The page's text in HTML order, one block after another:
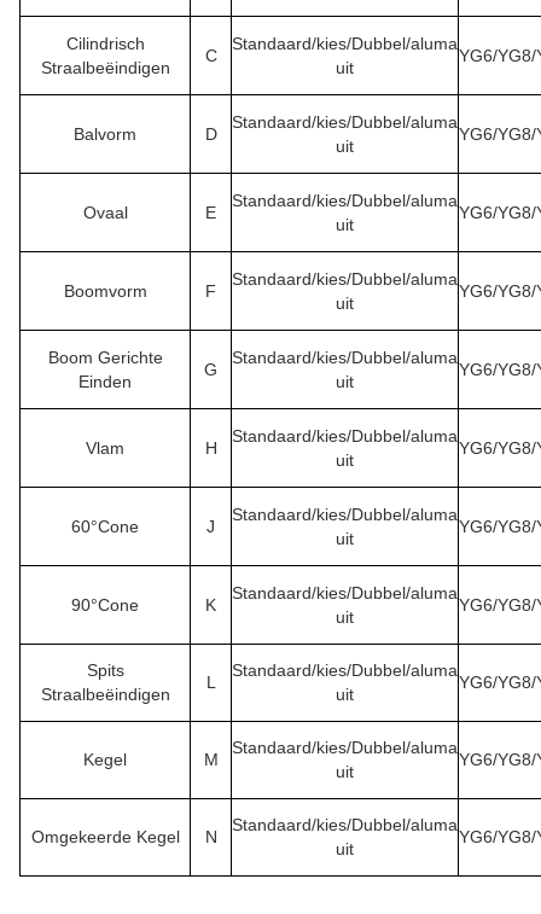
Cilindrisch
Straalbeëindigen
C
Standaard/kies/Dubbel/aluma
uit
YG6/YG8/
Balvorm D
Standaard/kies/Dubbel/aluma
uit
YG6/YG8/
Ovaal E
Standaard/kies/Dubbel/aluma
uit
YG6/YG8/
Boomvorm F
Standaard/kies/Dubbel/aluma
uit
YG6/YG8/
Boom Gerichte
Einden
G
Standaard/kies/Dubbel/aluma
uit
YG6/YG8/
Vlam H
Standaard/kies/Dubbel/aluma
uit
YG6/YG8/
60°Cone J
Standaard/kies/Dubbel/aluma
uit
YG6/YG8/
90°Cone K
Standaard/kies/Dubbel/aluma
uit
YG6/YG8/
Spits
Straalbeëindigen
L
Standaard/kies/Dubbel/aluma
uit
YG6/YG8/
Kegel M
Standaard/kies/Dubbel/aluma
uit
YG6/YG8/
Omgekeerde Kegel N
Standaard/kies/Dubbel/aluma
uit
YG6/YG8/